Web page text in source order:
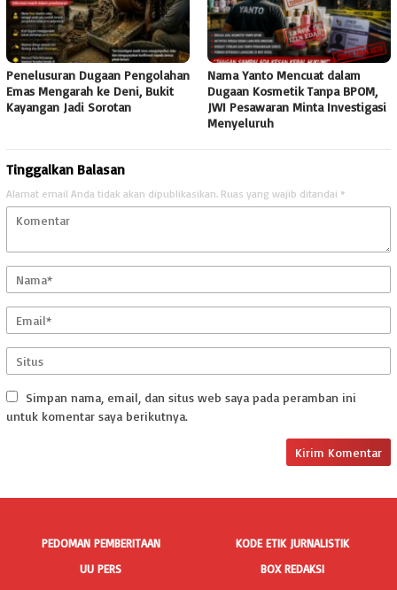
Penelusuran Dugaan Pengolahan
Emas Mengarah ke Deni, Bukit
Kayangan Jadi Sorotan
Nama Yanto Mencuat dalam
Dugaan Kosmetik Tanpa BPOM,
JWI Pesawaran Minta Investigasi
Menyeluruh
Tinggalkan Balasan
Alamat email Anda tidak akan dipublikasikan. Ruas yang wajib ditandai *
Simpan nama, email, dan situs web saya pada peramban ini
untuk komentar saya berikutnya.
PEDOMAN PEMBERITAAN
KODE ETIK JURNALISTIK
UU PERS
BOX REDAKSI